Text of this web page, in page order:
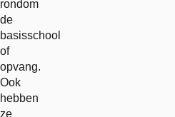
rondom
de
basisschool
of
opvang.
Ook
hebben
ze